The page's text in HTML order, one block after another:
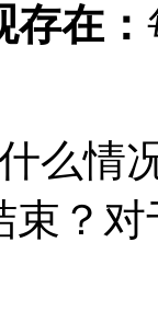
在：
么情
束？